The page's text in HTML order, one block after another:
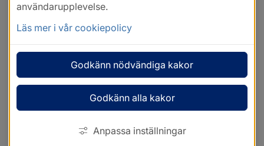
användarupplevelse.
Läs mer i vår cookiepolicy
Godkänn nödvändiga kakor
Godkänn alla kakor
Anpassa inställningar